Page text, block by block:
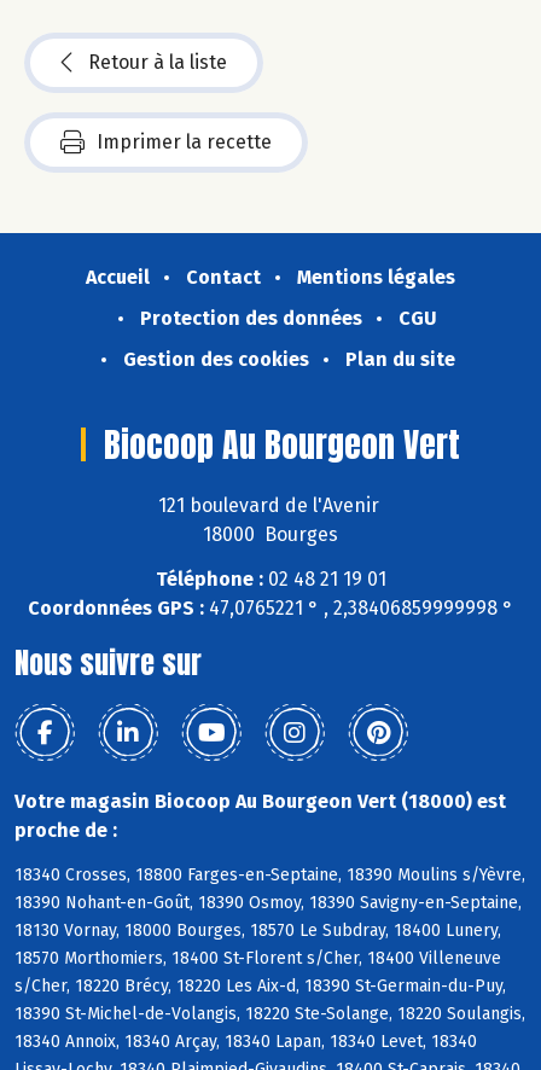
Retour à la liste
Imprimer la recette
Accueil Contact
Mentions légales
Protection des données
CGU
Gestion des cookies
Plan du site
Biocoop Au Bourgeon Vert
121 boulevard de l'Avenir
18000 Bourges
Téléphone :02 48 21 19 01
Coordonnées GPS : 47,0765221 ° , 2,38406859999998 °
Nous suivre sur
Votre magasin Biocoop Au Bourgeon Vert (18000) est
proche de :
18340 Crosses, 18800 Farges-en-Septaine, 18390 Moulins s/Yèvre,
18390 Nohant-en-Goût, 18390 Osmoy, 18390 Savigny-en-Septaine,
18130 Vornay, 18000 Bourges, 18570 Le Subdray, 18400 Lunery,
18570 Morthomiers, 18400 St-Florent s/Cher, 18400 Villeneuve
s/Cher, 18220 Brécy, 18220 Les Aix-d, 18390 St-Germain-du-Puy,
18390 St-Michel-de-Volangis, 18220 Ste-Solange, 18220 Soulangis,
18340 Annoix, 18340 Arçay, 18340 Lapan, 18340 Levet, 18340